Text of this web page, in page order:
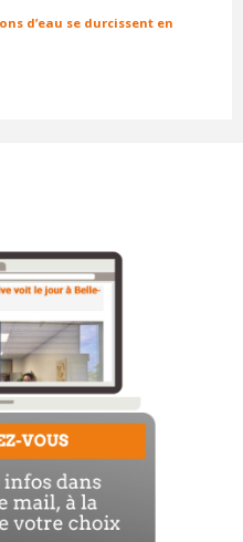
d’eau se durcissent en